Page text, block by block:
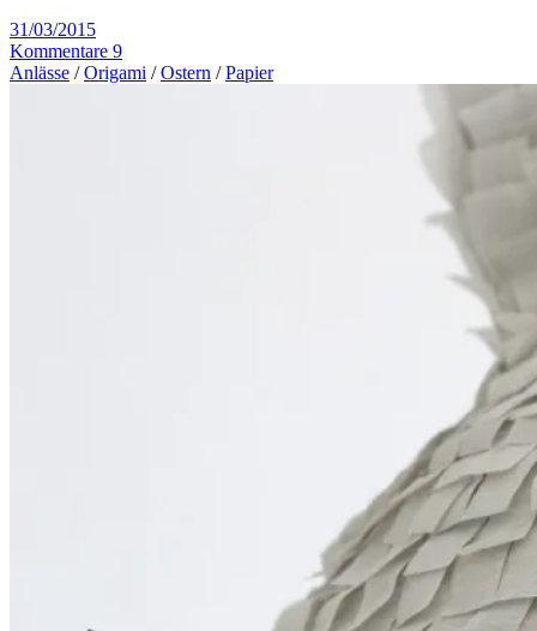
31/03/2015
Kommentare 9
Anlässe /Origami /Ostern /Papier